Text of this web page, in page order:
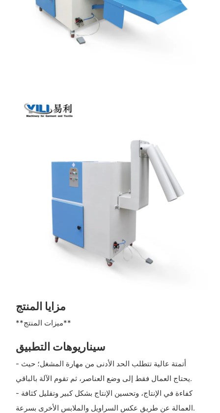
مزايا المنتج
**ميزات المنتج**
سيناريوهات التطبيق
- أتمتة عالية تتطلب الحد الأدنى من مهارة المشغل؛ حيث
يحتاج العمال فقط إلى وضع العناصر، ثم تقوم الآلة بالباقي.
- كفاءة في الإنتاج، وتحسين الإنتاج بشكل كبير وتقليل كثافة
العمالة عن طريق عكس السراويل والملابس الأخرى بسرعة.